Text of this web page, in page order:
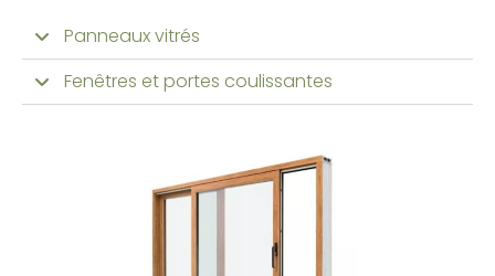
Panneaux vitrés
Fenêtres et portes coulissantes